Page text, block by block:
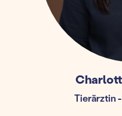
Tierärztin-